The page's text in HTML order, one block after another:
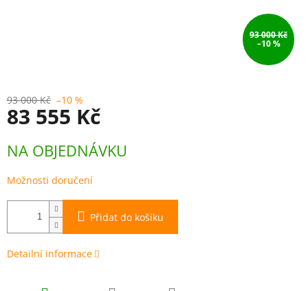
93 000 Kč
–10 %
93 000 Kč –10 %
83 555 Kč
cena:
NA OBJEDNÁVKU
Možnosti doručení
Přidat do košíku
Detailní informace